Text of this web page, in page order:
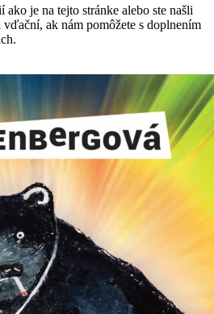
je na tejto stránke alebo ste našli
ak nám pomôžete s doplnením